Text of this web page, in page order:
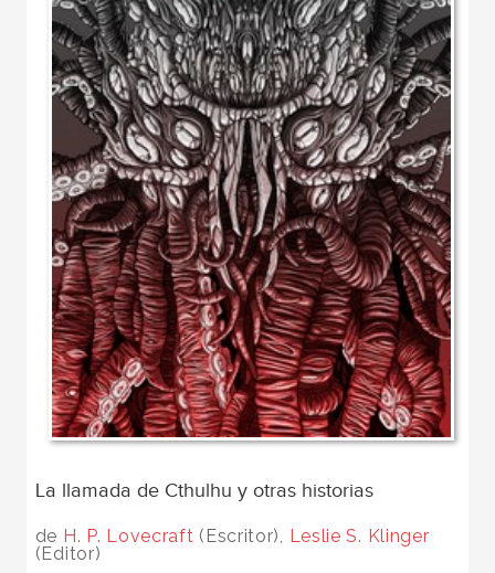
La llamada de Cthulhu y otras historias
de H. P. Lovecraft (Escritor), Leslie S. Klinger
(Editor)